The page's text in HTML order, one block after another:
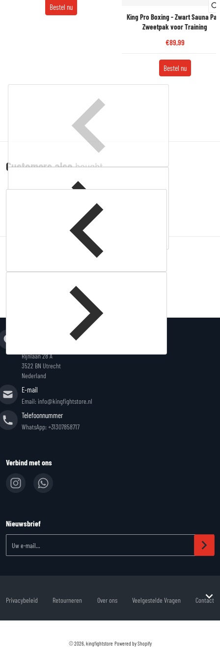
Bestel nu
King Pro Boxing - Zwart Sauna
Zweetpak voor Training
€89,99
Bestel nu
Customers alsobought
products
Rijnlaan 28 A
3522 BN Utrecht
Nederland
E-mail
Email: info@kingfightstore.nl
Telefoonnummer
WhatsApp: +31307858717
Verbind met ons
Nieuwsbrief
Privacybeleid Retourneren Over ons Veelgestelde Vragen Contact
© 2026,kingfightstore Powered by Shopify